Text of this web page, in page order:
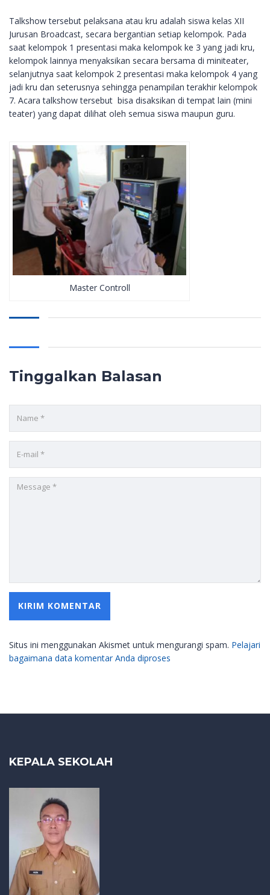
Talkshow tersebut pelaksana atau kru adalah siswa kelas XII
Jurusan Broadcast, secara bergantian setiap kelompok. Pada
saat kelompok 1 presentasi maka kelompok ke 3 yang jadi kru,
kelompok lainnya menyaksikan secara bersama di miniteater,
selanjutnya saat kelompok 2 presentasi maka kelompok 4 yang
jadi kru dan seterusnya sehingga penampilan terakhir kelompok
7. Acara talkshow tersebut bisa disaksikan di tempat lain (mini
teater) yang dapat dilihat oleh semua siswa maupun guru.
Master Controll
Tinggalkan Balasan
Situs ini menggunakan Akismet untuk mengurangi spam. Pelajari
bagaimana data komentar Anda diproses
KEPALA SEKOLAH